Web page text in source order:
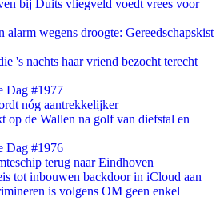
bij Duits vliegveld voedt vrees voor
alarm wegens droogte: Gereedschapskist
's nachts haar vriend bezocht terecht
Dag #1977
nóg aantrekkelijker
op de Wallen na golf van diefstal en
Dag #1976
terug naar Eindhoven
tot inbouwen backdoor in iCloud aan
is volgens OM geen enkel